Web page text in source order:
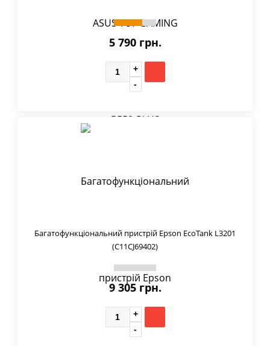
5 790 грн.
Багатофункціональний пристрій Epson EcoTank L3201
(C11CJ69402)
9 305 грн.